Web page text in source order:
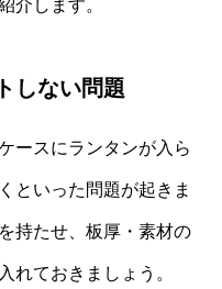
介します。
しない問題
ースにランタンが入ら
といった問題が起きま
持たせ、板厚・素材の
れておきましょう。